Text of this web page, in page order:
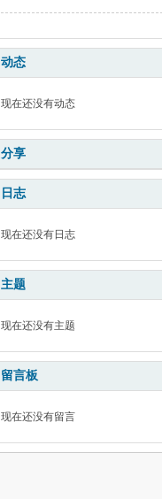
动态
现在还没有动态
分享
日志
现在还没有日志
主题
现在还没有主题
留言板
现在还没有留言